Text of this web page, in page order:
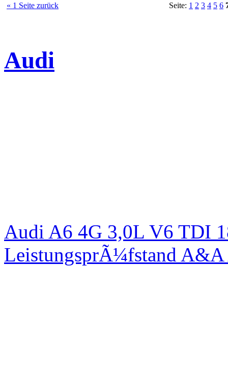
« 1 Seite zurück Seite: 1 2 3 4 5 6
Audi
Audi A6 4G 3,0L V6 TDI
LeistungsprÃ¼fstand